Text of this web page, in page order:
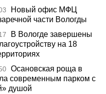
Новый офис МФЦ
части Вологды
В Вологде завершены
на 18
Осановская роща в
современным парком с
душой